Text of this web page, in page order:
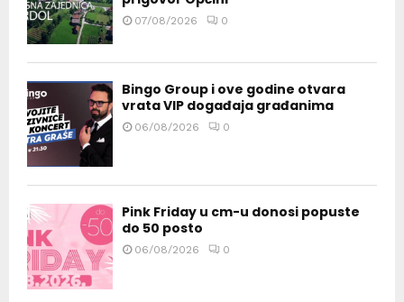
07/08/2026 0
Bingo Group i ove godine otvara
vrata VIP događaja građanima
06/08/2026 0
Pink Friday u cm-u donosi popuste
do 50 posto
06/08/2026 0